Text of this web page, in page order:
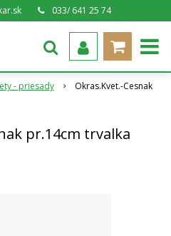
033/ 641 25 74
- priesady
Okras.Kvet.-Cesnak
pr.14cm trvalka